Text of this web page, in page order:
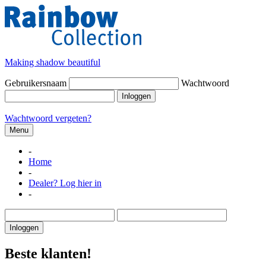
Making shadow beautiful
Gebruikersnaam Wachtwoord
Inloggen
Wachtwoord vergeten?
Menu
-
Home
-
Dealer? Log hier in
-
Inloggen
Beste klanten!